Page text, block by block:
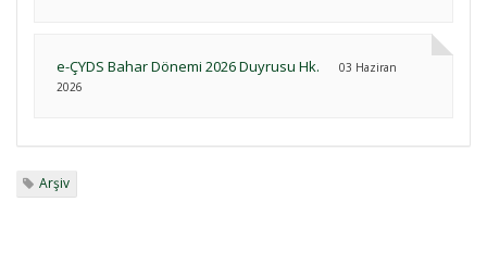
e-ÇYDS Bahar Dönemi 2026 Duyrusu Hk.
03 Haziran
2026
Arşiv